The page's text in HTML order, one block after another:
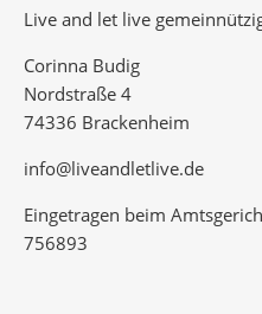
Live and let live
Corinna Budig
Nordstraße 4
74336 Brackenheim
info@liveandletlive.de
Eingetragen beim
756893